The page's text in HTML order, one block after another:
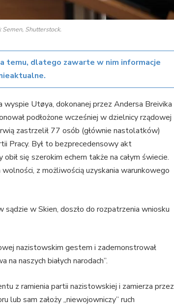
Semen, Shutterstock.
temu, dlatego zawarte w nim informacje
Utøya, dokonanej przez Andersa Breivika
podłożone wcześniej w dzielnicy rządowej
zastrzelił 77 osób (głównie nastolatków)
Pracy. Był to bezprecedensowy akt
się szerokim echem także na całym świecie.
z możliwością uzyskania warunkowego
w Skien, doszło do rozpatrzenia wniosku
nazistowskim gestem i zademonstrował
naszych białych narodach”.
z ramienia partii nazistowskiej i zamierza przez
lub sam założy „niewojowniczy” ruch